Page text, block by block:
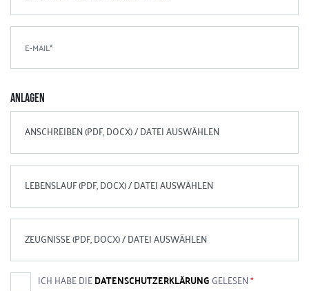
ANLAGEN
ANSCHREIBEN (PDF, DOCX) / DATEI AUSWÄHLEN
LEBENSLAUF (PDF, DOCX) / DATEI AUSWÄHLEN
ZEUGNISSE (PDF, DOCX) / DATEI AUSWÄHLEN
ICH HABE DIEDATENSCHUTZERKLÄRUNG GELESEN*